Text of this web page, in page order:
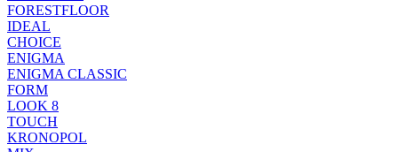
FORESTFLOOR
IDEAL
CHOICE
ENIGMA
ENIGMA CLASSIC
FORM
LOOK 8
TOUCH
KRONOPOL